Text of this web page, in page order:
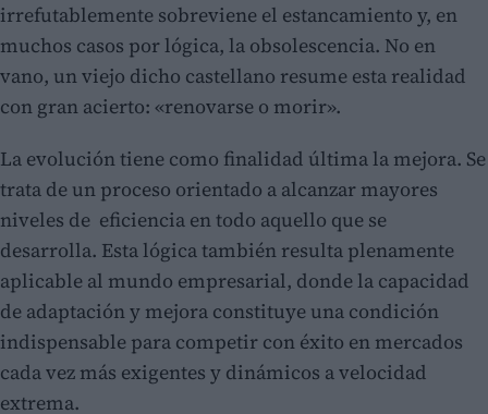
irrefutablemente sobreviene el estancamiento y, en
muchos casos por lógica, la obsolescencia. No en
vano, un viejo dicho castellano resume esta realidad
con gran acierto: «renovarse o morir».
La evolución tiene como finalidad última la mejora. Se
trata de un proceso orientado a alcanzar mayores
niveles de eficiencia en todo aquello que se
desarrolla. Esta lógica también resulta plenamente
aplicable al mundo empresarial, donde la capacidad
de adaptación y mejora constituye una condición
indispensable para competir con éxito en mercados
cada vez más exigentes y dinámicos a velocidad
extrema.